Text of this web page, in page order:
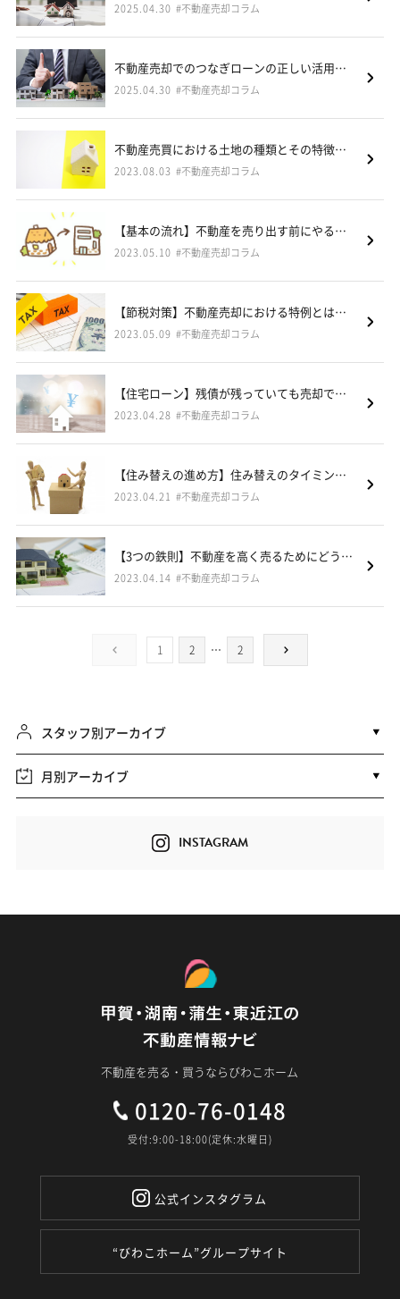
2025.04.30 #不動産売却コラム
不動産売却でのつなぎローンの正しい活用法｜びわこホーム（甲賀・湖南・蒲生・東近江市）
2025.04.30 #不動産売却コラム
不動産売買における土地の種類とその特徴【滋賀県甲賀市・湖南市・蒲生郡不動産売却コラムVol.11】
2023.08.03 #不動産売却コラム
【基本の流れ】不動産を売り出す前にやるべきこと【滋賀県甲賀市・湖南市・蒲生郡不動産売却コラムVol.10】
2023.05.10 #不動産売却コラム
【節税対策】不動産売却における特例とは？【滋賀県甲賀市・湖南市・蒲生郡不動産売却コラムVol.9】
2023.05.09 #不動産売却コラム
【住宅ローン】残債が残っていても売却できるか？【滋賀県甲賀市・湖南市・蒲生郡不動産売却コラムVol.8】
2023.04.28 #不動産売却コラム
【住み替えの進め方】住み替えのタイミングとは？【滋賀県甲賀市・湖南市・蒲生郡不動産売却コラムVol.7】
2023.04.21 #不動産売却コラム
【3つの鉄則】不動産を高く売るためにどうしたらいい？【滋賀県甲賀市・湖南市・蒲生郡不動産売却コラムVol.6】
2023.04.14 #不動産売却コラム
1 2 … 2
スタッフ別アーカイブ
月別アーカイブ
INSTAGRAM
不動産を売る・買うならびわこホーム
0120-76-0148
受付:9:00-18:00(定休:水曜日)
公式インスタグラム
“びわこホーム”グループサイト